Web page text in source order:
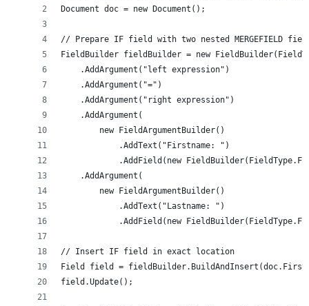
Document doc = new Document();
// Prepare IF field with two nested MERGEFIELD
FieldBuilder fieldBuilder = new
    .AddArgument("left expression")
    .AddArgument("=")
    .AddArgument("right expression")
    .AddArgument(
        new FieldArgumentBuilder()
            .AddText("Firstname: ")
.AddField(new
    .AddArgument(
        new FieldArgumentBuilder()
            .AddText("Lastname: ")
.AddField(new
// Insert IF field in exact location
Field field =
field.Update();